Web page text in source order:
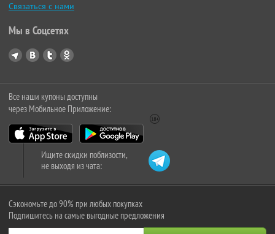
Связаться с нами
Мы в Соцсетях
Все наши купоны доступны
через Мобильное Приложение:
Ищите скидки поблизости,
не выходя из чата:
Сэкономьте до 90% при любых покупках
Подпишитесь на самые выгодные предложения